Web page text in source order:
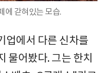
에 갇혀있는 모습.
업에서 다른 신차를
물어봤다. 그는 한치